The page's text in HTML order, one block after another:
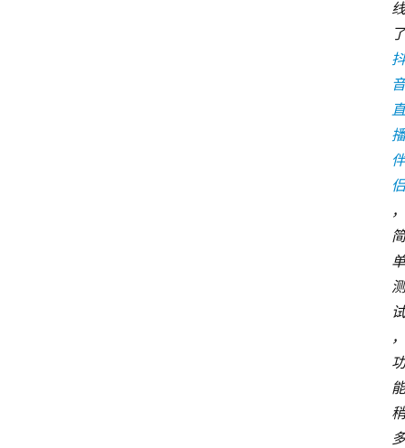
线
了
抖
音
直
播
伴
侣
，
简
单
测
试
，
功
能
稍
多